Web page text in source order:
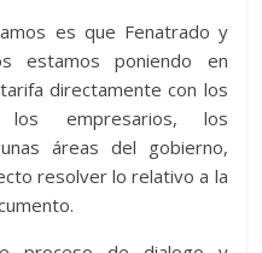
es que Fenatrado y
estamos poniendo en
directamente con los
los empresarios, los
áreas del gobierno,
resolver lo relativo a la